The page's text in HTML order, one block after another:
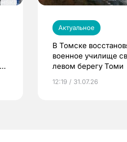
Актуальное
В Томске
военное училище
левом берегу Томи
12:19 / 31.07.26